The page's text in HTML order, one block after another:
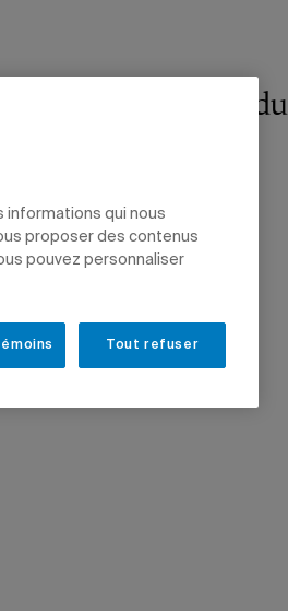
à la Chaufferie du
informations qui nous
proposer des contenus
pouvez personnaliser
Tout refuser